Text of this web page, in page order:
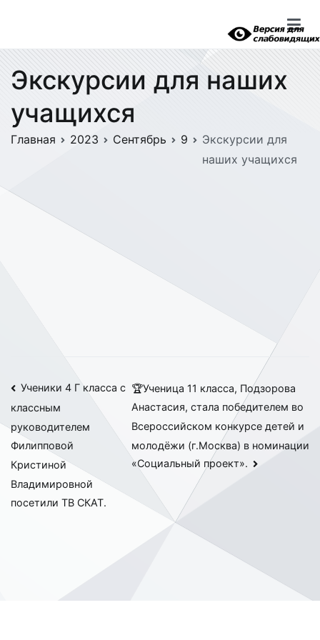
Экскурсии для наших
учащихся
Главная 2023 Сентябрь 9
Экскурсии для
наших учащихся
Навигация
по
записям
Ученики 4 Г класса с
классным
руководителем
Филипповой
Кристиной
Владимировной
посетили ТВ СКАТ.
🏆Ученица 11 класса, Подзорова
Анастасия, стала победителем во
Всероссийском конкурсе детей и
молодёжи (г.Москва) в номинации
«Социальный проект».